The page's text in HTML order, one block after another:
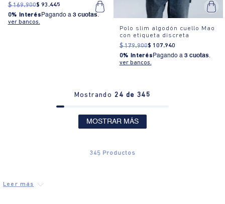
$ 169.900$ 93 .445
0% Interés Pagando a 3 cuotas.
ver bancos.
Polo slim algodón cuello Mao
con etiqueta discreta
$ 179.900$ 107.940
0% Interés Pagando a 3 cuotas.
ver bancos.
Mostrando 24 de 345
MOSTRAR MÁS
345 Productos